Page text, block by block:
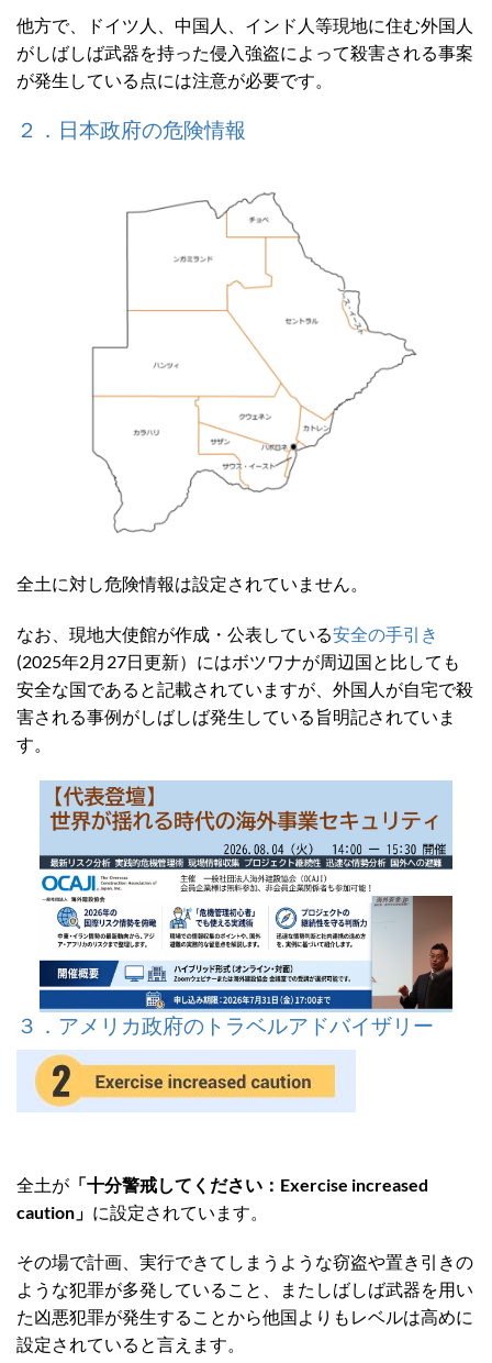
他方で、ドイツ人、中国人、インド人等現地に住む外国人
がしばしば武器を持った侵入強盗によって殺害される事案
が発生している点には注意が必要です。
２．日本政府の危険情報
全土に対し危険情報は設定されていません。
なお、現地大使館が作成・公表している安全の手引き
(2025年2月27日更新）にはボツワナが周辺国と比しても
安全な国であると記載されていますが、外国人が自宅で殺
害される事例がしばしば発生している旨明記されていま
す。
３．アメリカ政府のトラベルアドバイザリー
全土が 「十分警戒してください：Exercise increased
caution」 に設定されています。
その場で計画、実行できてしまうような窃盗や置き引きの
ような犯罪が多発していること、またしばしば武器を用い
た凶悪犯罪が発生することから他国よりもレベルは高めに
設定されていると言えます。